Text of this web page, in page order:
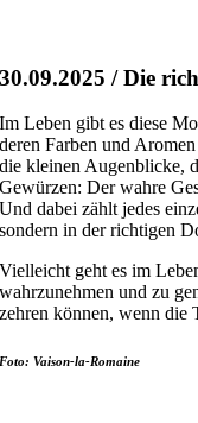
30.09.2025 / Die
Im Leben gibt es diese
deren Farben und
die kleinen Augenblicke,
Gewürzen: Der wahre
Und dabei zählt jedes
sondern in der richtigen
Vielleicht geht es im
wahrzunehmen und zu
zehren können, wenn die
Foto: Vaison-la-Romaine